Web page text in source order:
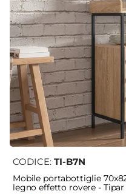
CODICE: TI-B7N
Mobile portabottiglie
legno effetto rovere - Tipar